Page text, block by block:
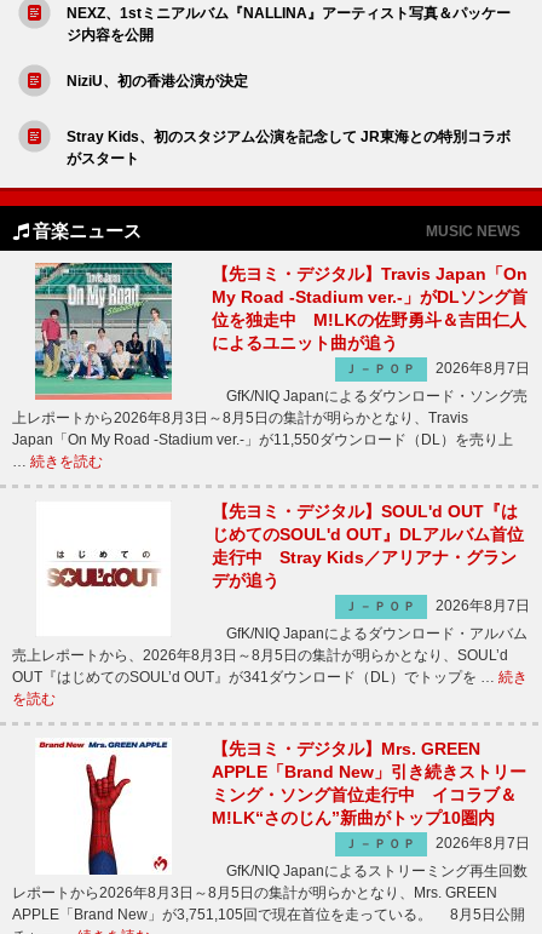
NEXZ、1stミニアルバム『NALLINA』アーティスト写真＆パッケー
ジ内容を公開
NiziU、初の香港公演が決定
Stray Kids、初のスタジアム公演を記念して JR東海との特別コラボ
がスタート
音楽ニュース MUSIC NEWS
【先ヨミ・デジタル】Travis Japan「On
My Road -Stadium ver.-」がDLソング首
位を独走中 M!LKの佐野勇斗＆吉田仁人
によるユニット曲が追う
Ｊ－ＰＯＰ
2026年8月7日
GfK/NIQ Japanによるダウンロード・ソング売
上レポートから2026年8月3日～8月5日の集計が明らかとなり、Travis
Japan「On My Road -Stadium ver.-」が11,550ダウンロード（DL）を売り上
… 続きを読む
【先ヨミ・デジタル】SOUL'd OUT『は
じめてのSOUL'd OUT』DLアルバム首位
走行中 Stray Kids／アリアナ・グラン
デが追う
Ｊ－ＰＯＰ
2026年8月7日
GfK/NIQ Japanによるダウンロード・アルバム
売上レポートから、2026年8月3日～8月5日の集計が明らかとなり、SOUL’d
OUT『はじめてのSOUL’d OUT』が341ダウンロード（DL）でトップを … 続き
を読む
【先ヨミ・デジタル】Mrs. GREEN
APPLE「Brand New」引き続きストリー
ミング・ソング首位走行中 イコラブ＆
M!LK“さのじん”新曲がトップ10圏内
Ｊ－ＰＯＰ
2026年8月7日
GfK/NIQ Japanによるストリーミング再生回数
レポートから2026年8月3日～8月5日の集計が明らかとなり、Mrs. GREEN
APPLE「Brand New」が3,751,105回で現在首位を走っている。 8月5日公開